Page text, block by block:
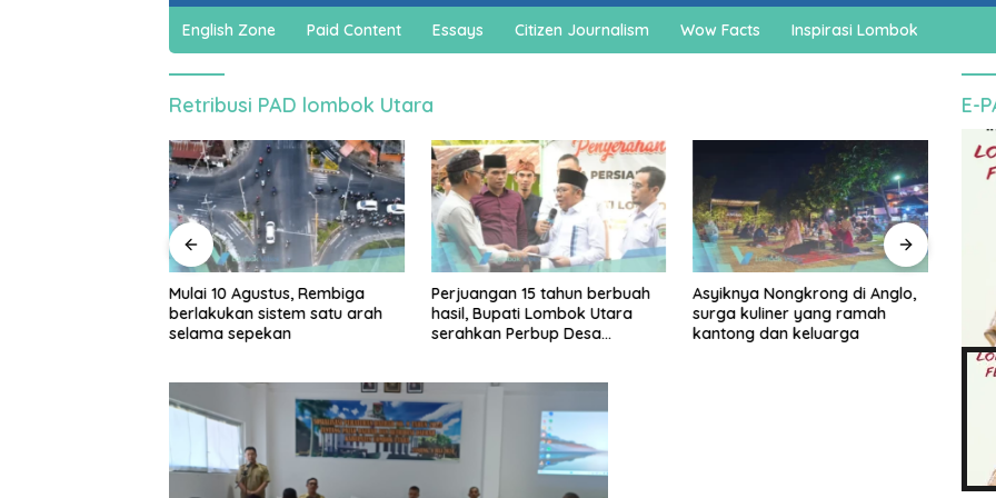
English Zone Paid Content Essays Citizen Journalism Wow Facts Inspirasi Lombok
Retribusi PAD lombok Utara
Mulai 10 Agustus, Rembiga
berlakukan sistem satu arah
selama sepekan
Perjuangan 15 tahun berbuah
hasil, Bupati Lombok Utara
serahkan Perbup Desa
Asyiknya Nongkrong di Anglo,
surga kuliner yang ramah
kantong dan keluarga
E-